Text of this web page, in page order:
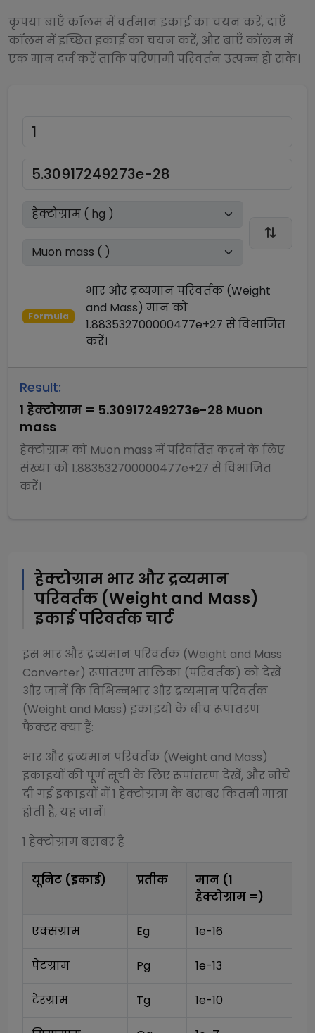
कृपया बाएँ कॉलम में वर्तमान इकाई का चयन करें, दाएँ
कॉलम में इच्छित इकाई का चयन करें, और बाएँ कॉलम में
एक मान दर्ज करें ताकि परिणामी परिवर्तन उत्पन्न हो सके।
Formula
भार और द्रव्यमान परिवर्तक (Weight
and Mass) मान को
1.883532700000477e+27 सेविभाजित
करें।
Result:
1 हेक्टोग्राम = 5.30917249273e-28 Muon
mass
हेक्टोग्रामको Muon mass में परिवर्तित करने के लिए
संख्या को1.883532700000477e+27 सेविभाजित
करें।
हेक्टोग्रामभार और द्रव्यमान
परिवर्तक (Weight and Mass)
इकाई परिवर्तक चार्ट
इस भार और द्रव्यमान परिवर्तक (Weight and Mass
Converter) रूपांतरण तालिका (परिवर्तक) को देखें
और जानें कि विभिन्नभार और द्रव्यमान परिवर्तक
(Weight and Mass) इकाइयों के बीच रूपांतरण
फैक्टर क्या हैं:
भार और द्रव्यमान परिवर्तक (Weight and Mass)
इकाइयों की पूर्ण सूची के लिए रूपांतरण देखें, और नीचे
दी गई इकाइयों में 1 हेक्टोग्रामके बराबर कितनी मात्रा
होती है, यह जानें।
1 हेक्टोग्रामबराबर है
यूनिट (इकाई) प्रतीक
मान (1
हेक्टोग्राम =)
एक्सग्राम Eg 1e-16
पेटग्राम Pg 1e-13
टेरग्राम Tg 1e-10